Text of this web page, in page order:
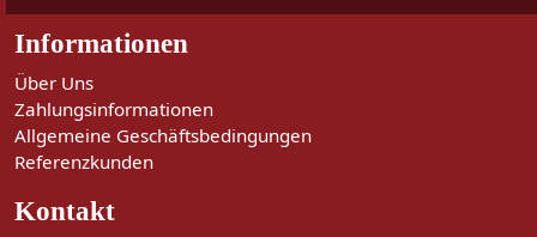
Informationen
Über Uns
Zahlungsinformationen
Allgemeine Geschäftsbedingungen
Referenzkunden
Kontakt